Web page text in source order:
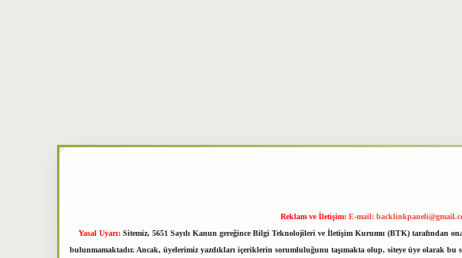
Reklam ve İletişim: E-mail:
Yasal Uyarı: Sitemiz, 5651 Sayılı Kanun gereğince Bilgi Teknolojileri ve İletişim Kurumu (BTK) tarafından
bulunmamaktadır. Ancak, üyelerimiz yazdıkları içeriklerin sorumluluğunu taşımakta olup, siteye üye olarak